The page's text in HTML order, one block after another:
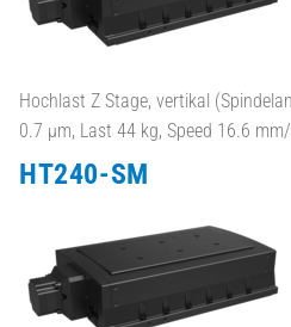
Hochlast Z Stage, vertikal
0.7 µm, Last 44 kg, Speed 16.6
HT240-SM